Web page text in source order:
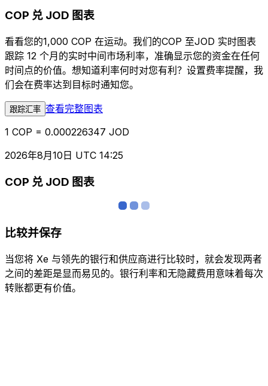
COP 兑 JOD 图表
看看您的1,000 COP 在运动。我们的COP 至JOD 实时图表
跟踪 12 个月的实时中间市场利率，准确显示您的资金在任何
时间点的价值。想知道利率何时对您有利？设置费率提醒，我
们会在费率达到目标时通知您。
跟踪汇率 查看完整图表
1 COP = 0.000226347 JOD
2026年8月10日 UTC 14:25
COP 兑 JOD 图表
比较并保存
当您将 Xe 与领先的银行和供应商进行比较时，就会发现两者
之间的差距是显而易见的。银行利率和无隐藏费用意味着每次
转账都更有价值。